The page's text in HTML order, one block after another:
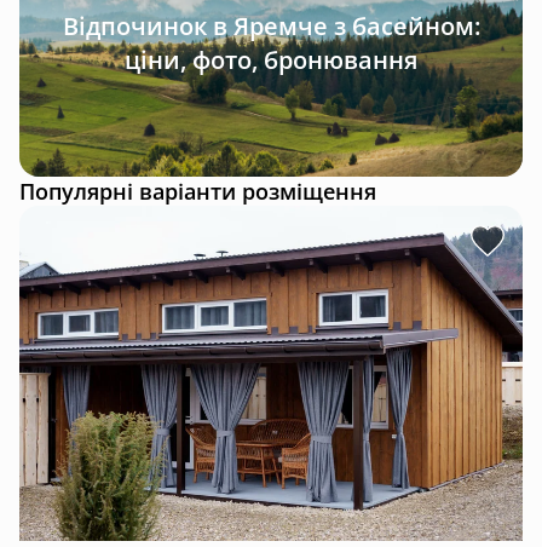
Відпочинок в Яремче з басейном:
ціни, фото, бронювання
Популярні варіанти розміщення